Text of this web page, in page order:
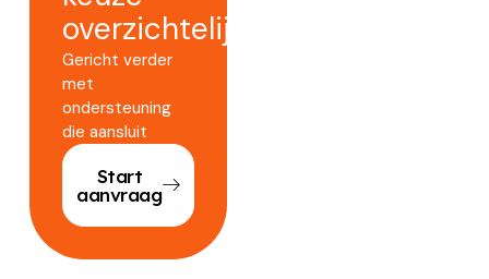
overzichtelijker.
Gericht verder
met
ondersteuning
die aansluit
Start
aanvraag